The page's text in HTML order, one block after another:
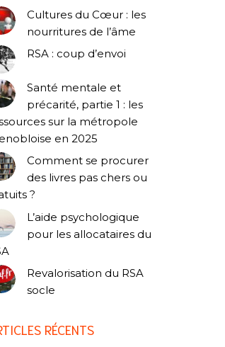
Cultures du Cœur : les
nourritures de l’âme
RSA : coup d’envoi
Santé mentale et
précarité, partie 1 : les
sur la métropole
en 2025
Comment se procurer
des livres pas chers ou
?
L’aide psychologique
pour les allocataires du
Revalorisation du RSA
socle
RÉCENTS